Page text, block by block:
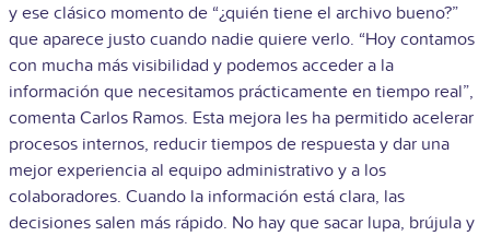
y ese clásico momento de “¿quién tiene el archivo bueno?”
que aparece justo cuando nadie quiere verlo. “Hoy contamos
con mucha más visibilidad y podemos acceder a la
información que necesitamos prácticamente en tiempo real”,
comenta Carlos Ramos. Esta mejora les ha permitido acelerar
procesos internos, reducir tiempos de respuesta y dar una
mejor experiencia al equipo administrativo y a los
colaboradores. Cuando la información está clara, las
decisiones salen más rápido. No hay que sacar lupa, brújula y